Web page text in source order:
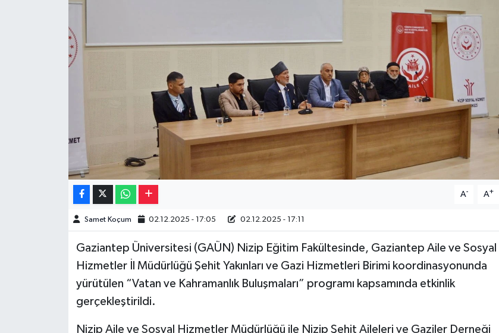
A- A+
Samet Koçum 02.12.2025 - 17:05 02.12.2025 - 17:11
Gaziantep Üniversitesi (GAÜN) Nizip Eğitim Fakültesinde, Gaziantep Aile ve Sosyal
Hizmetler İl Müdürlüğü Şehit Yakınları ve Gazi Hizmetleri Birimi koordinasyonunda
yürütülen “Vatan ve Kahramanlık Buluşmaları” programı kapsamında etkinlik
gerçekleştirildi.
Nizip Aile ve Sosyal Hizmetler Müdürlüğü ile Nizip Şehit Aileleri ve Gaziler Derneği
Resmi İlanlar
Sinemalar
Siyaset
Teknoloji